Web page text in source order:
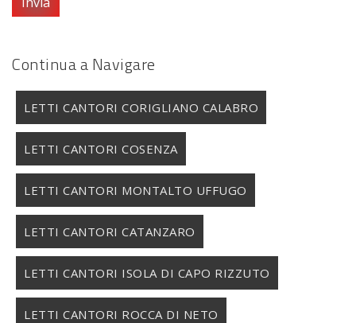
Continua a Navigare
LETTI CANTORI CORIGLIANO CALABRO
LETTI CANTORI COSENZA
LETTI CANTORI MONTALTO UFFUGO
LETTI CANTORI CATANZARO
LETTI CANTORI ISOLA DI CAPO RIZZUTO
LETTI CANTORI ROCCA DI NETO